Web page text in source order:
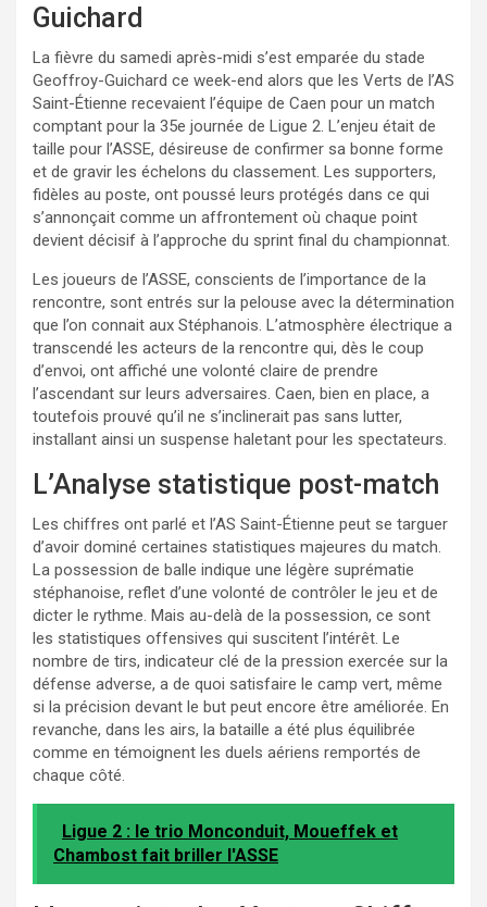
Guichard
La fièvre du samedi après-midi s’est emparée du stade
Geoffroy-Guichard ce week-end alors que les Verts de l’AS
Saint-Étienne recevaient l’équipe de Caen pour un match
comptant pour la 35e journée de Ligue 2. L’enjeu était de
taille pour l’ASSE, désireuse de confirmer sa bonne forme
et de gravir les échelons du classement. Les supporters,
fidèles au poste, ont poussé leurs protégés dans ce qui
s’annonçait comme un affrontement où chaque point
devient décisif à l’approche du sprint final du championnat.
Les joueurs de l’ASSE, conscients de l’importance de la
rencontre, sont entrés sur la pelouse avec la détermination
que l’on connait aux Stéphanois. L’atmosphère électrique a
transcendé les acteurs de la rencontre qui, dès le coup
d’envoi, ont affiché une volonté claire de prendre
l’ascendant sur leurs adversaires. Caen, bien en place, a
toutefois prouvé qu’il ne s’inclinerait pas sans lutter,
installant ainsi un suspense haletant pour les spectateurs.
L’Analyse statistique post-match
Les chiffres ont parlé et l’AS Saint-Étienne peut se targuer
d’avoir dominé certaines statistiques majeures du match.
La possession de balle indique une légère suprématie
stéphanoise, reflet d’une volonté de contrôler le jeu et de
dicter le rythme. Mais au-delà de la possession, ce sont
les statistiques offensives qui suscitent l’intérêt. Le
nombre de tirs, indicateur clé de la pression exercée sur la
défense adverse, a de quoi satisfaire le camp vert, même
si la précision devant le but peut encore être améliorée. En
revanche, dans les airs, la bataille a été plus équilibrée
comme en témoignent les duels aériens remportés de
chaque côté.
Ligue 2 : le trio Monconduit, Moueffek et
Chambost fait briller l'ASSE